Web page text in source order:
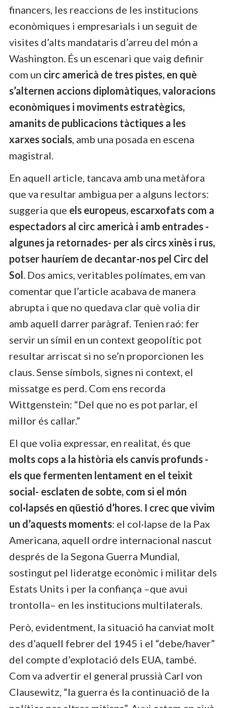
financers, les reaccions de les institucions
econòmiques i empresarials i un seguit de
visites d’alts mandataris d’arreu del món a
Washington. És un escenari que vaig definir
com un circ americà de tres pistes, en què
s’alternen accions diplomàtiques, valoracions
econòmiques i moviments estratègics,
amanits de publicacions tàctiques a les
xarxes socials, amb una posada en escena
magistral.
En aquell article, tancava amb una metàfora
que va resultar ambigua per a alguns lectors:
suggeria que els europeus, escarxofats com a
espectadors al circ americà i amb entrades -
algunes ja retornades- per als circs xinès i rus,
potser hauríem de decantar-nos pel Circ del
Sol. Dos amics, veritables polímates, em van
comentar que l’article acabava de manera
abrupta i que no quedava clar què volia dir
amb aquell darrer paràgraf. Tenien raó: fer
servir un símil en un context geopolític pot
resultar arriscat si no se’n proporcionen les
claus. Sense símbols, signes ni context, el
missatge es perd. Com ens recorda
Wittgenstein: “Del que no es pot parlar, el
millor és callar.”
El que volia expressar, en realitat, és que
molts cops a la història els canvis profunds -
els que fermenten lentament en el teixit
social- esclaten de sobte, com si el món
col·lapsés en qüestió d’hores. I crec que vivim
un d’aquests moments: el col·lapse de la Pax
Americana, aquell ordre internacional nascut
després de la Segona Guerra Mundial,
sostingut pel lideratge econòmic i militar dels
Estats Units i per la confiança –que avui
trontolla– en les institucions multilaterals.
Però, evidentment, la situació ha canviat molt
des d’aquell febrer del 1945 i el “debe/haver”
del compte d’explotació dels EUA, també.
Com va advertir el general prussià Carl von
Clausewitz, “la guerra és la continuació de la